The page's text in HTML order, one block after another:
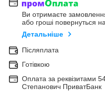
Ви отримаєте
або гроші повернуться
Детальніше
Післяплата
Готівкою
Оплата за реквізитами
Степанович ПриватБанк